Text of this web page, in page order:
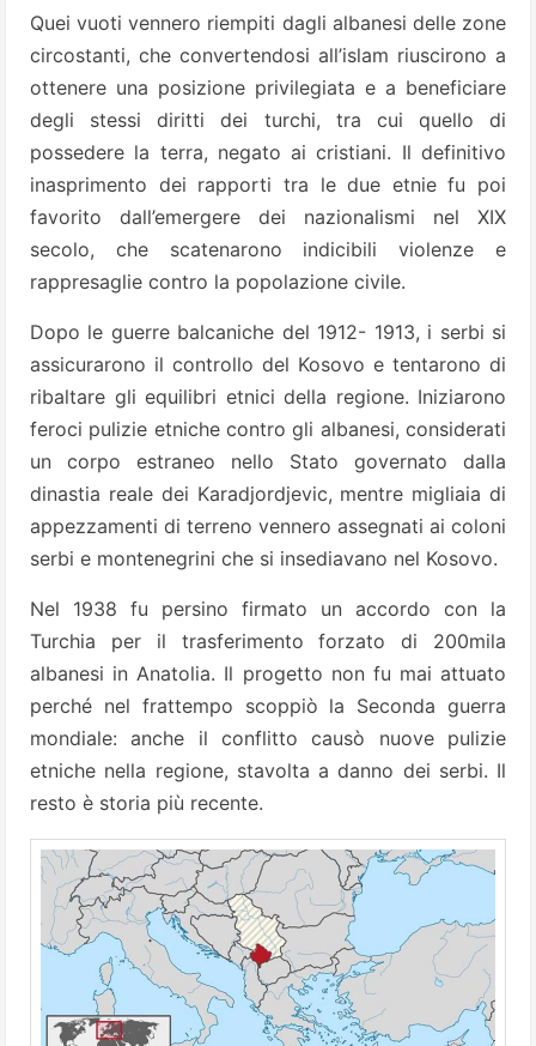
Quei vuoti vennero riempiti dagli albanesi delle zone
circostanti, che convertendosi all’islam riuscirono a
ottenere una posizione privilegiata e a beneficiare
degli stessi diritti dei turchi, tra cui quello di
possedere la terra, negato ai cristiani. Il definitivo
inasprimento dei rapporti tra le due etnie fu poi
favorito dall’emergere dei nazionalismi nel XIX
secolo, che scatenarono indicibili violenze e
rappresaglie contro la popolazione civile.
Dopo le guerre balcaniche del 1912- 1913, i serbi si
assicurarono il controllo del Kosovo e tentarono di
ribaltare gli equilibri etnici della regione. Iniziarono
feroci pulizie etniche contro gli albanesi, considerati
un corpo estraneo nello Stato governato dalla
dinastia reale dei Karadjordjevic, mentre migliaia di
appezzamenti di terreno vennero assegnati ai coloni
serbi e montenegrini che si insediavano nel Kosovo.
Nel 1938 fu persino firmato un accordo con la
Turchia per il trasferimento forzato di 200mila
albanesi in Anatolia. Il progetto non fu mai attuato
perché nel frattempo scoppiò la Seconda guerra
mondiale: anche il conflitto causò nuove pulizie
etniche nella regione, stavolta a danno dei serbi. Il
resto è storia più recente.